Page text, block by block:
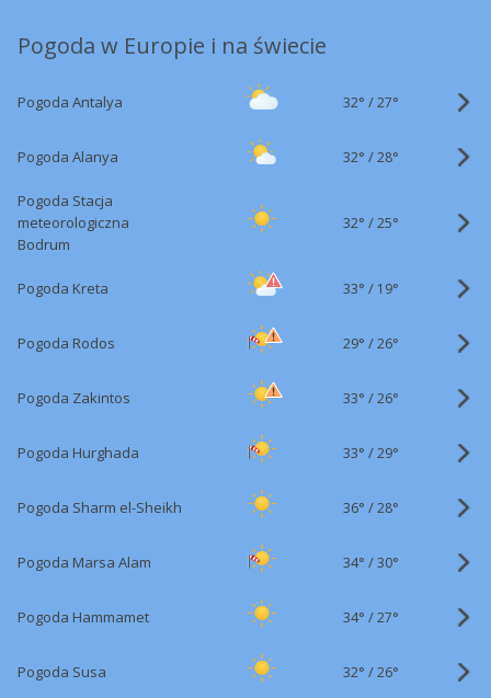
Pogoda w Europie i na świecie
Pogoda Antalya 32° /27°
Pogoda Alanya 32° /28°
Pogoda Stacja
meteorologiczna
Bodrum
32° /25°
Pogoda Kreta 33° / 19°
Pogoda Rodos 29° /26°
Pogoda Zakintos 33° /26°
Pogoda Hurghada 33° /29°
Pogoda Sharm el-Sheikh 36° /28°
Pogoda Marsa Alam 34° /30°
Pogoda Hammamet 34° /27°
Pogoda Susa 32° /26°